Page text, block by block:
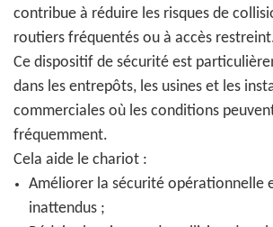
contribue à réduire les risques de
routiers fréquentés ou à accès
Ce dispositif de sécurité est
dans les entrepôts, les usines et les
commerciales où les conditions
fréquemment.
Cela aide le chariot :
Améliorer la sécurité opérationnelle
inattendus ;